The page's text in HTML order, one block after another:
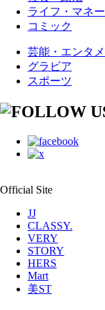
ライフ・マネー
コミック
芸能・エンタメ
グラビア
スポーツ
Official Site
JJ
CLASSY.
VERY
STORY
HERS
Mart
美ST